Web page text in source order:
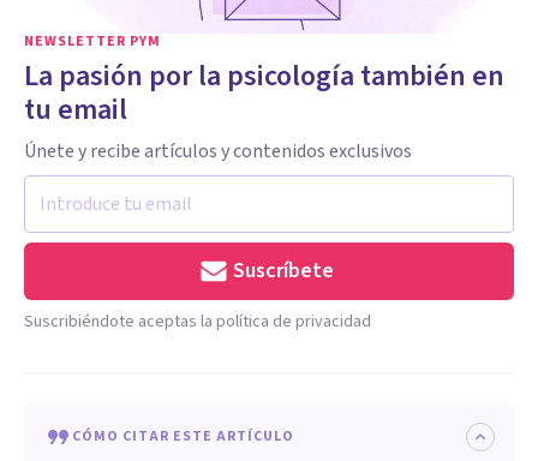
NEWSLETTER PYM
La pasión por la psicología también en
tu email
Únete y recibe artículos y contenidos exclusivos
Suscríbete
Suscribiéndote aceptas la política de privacidad
CÓMO CITAR ESTE ARTÍCULO